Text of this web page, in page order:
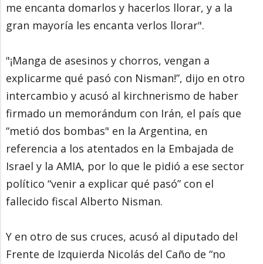
me encanta domarlos y hacerlos llorar, y a la
gran mayoría les encanta verlos llorar".
"¡Manga de asesinos y chorros, vengan a
explicarme qué pasó con Nisman!”, dijo en otro
intercambio y acusó al kirchnerismo de haber
firmado un memorándum con Irán, el país que
“metió dos bombas" en la Argentina, en
referencia a los atentados en la Embajada de
Israel y la AMIA, por lo que le pidió a ese sector
político “venir a explicar qué pasó” con el
fallecido fiscal Alberto Nisman.
Y en otro de sus cruces, acusó al diputado del
Frente de Izquierda Nicolás del Caño de “no